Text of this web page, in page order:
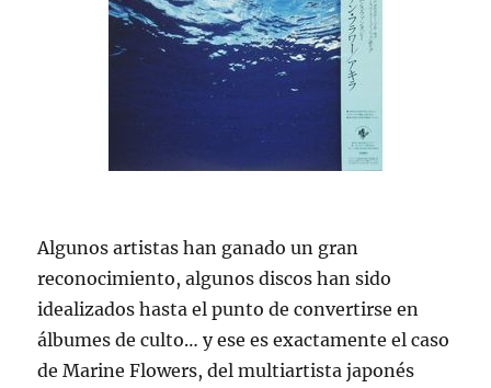
Algunos artistas han ganado un gran
reconocimiento, algunos discos han sido
idealizados hasta el punto de convertirse en
álbumes de culto… y ese es exactamente el caso
de Marine Flowers, del multiartista japonés